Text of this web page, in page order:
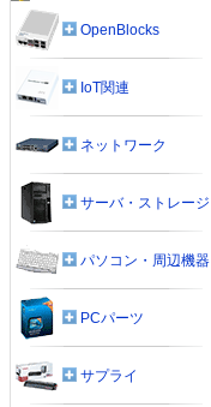
OpenBlocks
IoT関連
ネットワーク
サーバ・ストレージ
パソコン・周辺機器
PCパーツ
サプライ